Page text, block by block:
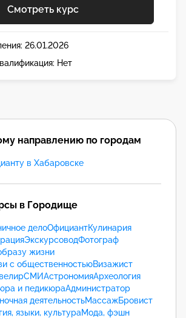
Смотреть курс
26.01.2026
Нет
направлению по городам
в Хабаровске
в Городище
делоОфициантКулинария
ЭкскурсоводФотограф
жизни
с общественностьюВизажист
СМИАстрономияАрхеология
и педикюраАдминистратор
деятельностьМассажБровист
языки, культураМода, фэшн